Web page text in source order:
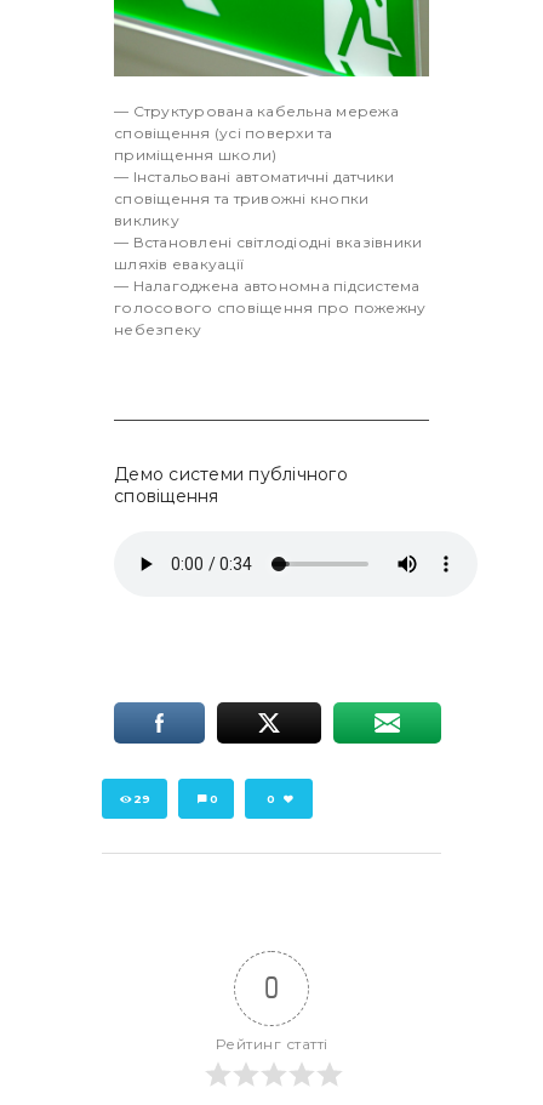
— Структурована кабельна мережа
сповіщення (усі поверхи та
приміщення школи)
— Інстальовані автоматичні датчики
сповіщення та тривожні кнопки
виклику
— Встановлені світлодіодні вказівники
шляхів евакуації
— Налагоджена автономна підсистема
голосового сповіщення про пожежну
небезпеку
Демо системи публічного
сповіщення
29 0 0
0
Рейтинг статті